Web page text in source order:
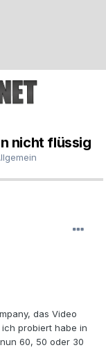
nicht flüssig
das Video
probiert habe in
60, 50 oder 30